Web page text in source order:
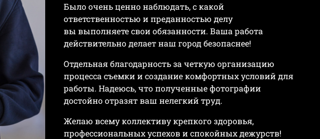
Было очень ценно наблюдать, с какой
ответственностью и преданностью делу
вы выполняете свои обязанности. Ваша работа
действительно делает наш город безопаснее!
Отдельная благодарность за четкую организацию
процесса съемки и создание комфортных условий для
работы. Надеюсь, что полученные фотографии
достойно отразят ваш нелегкий труд.
Желаю всему коллективу крепкого здоровья,
профессиональных успехов и спокойных дежурств!